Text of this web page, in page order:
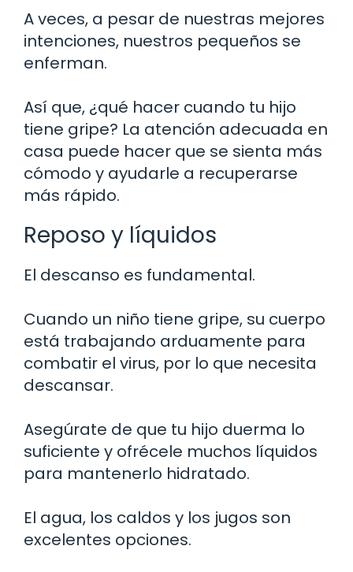
A veces, a pesar de nuestras mejores
intenciones, nuestros pequeños se
enferman.
Así que, ¿qué hacer cuando tu hijo
tiene gripe? La atención adecuada en
casa puede hacer que se sienta más
cómodo y ayudarle a recuperarse
más rápido.
Reposo y líquidos
El descanso es fundamental.
Cuando un niño tiene gripe, su cuerpo
está trabajando arduamente para
combatir el virus, por lo que necesita
descansar.
Asegúrate de que tu hijo duerma lo
suficiente y ofrécele muchos líquidos
para mantenerlo hidratado.
El agua, los caldos y los jugos son
excelentes opciones.